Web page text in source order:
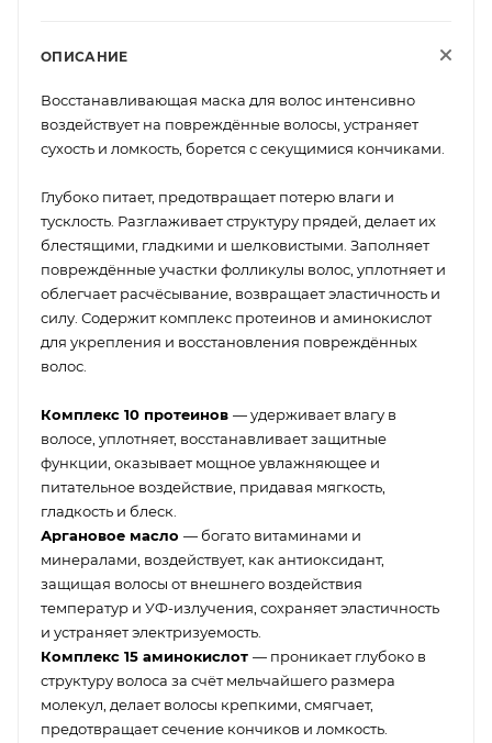
ОПИСАНИЕ
Восстанавливающая маска для волос интенсивно
воздействует на повреждённые волосы, устраняет
сухость и ломкость, борется с секущимися кончиками.
Глубоко питает, предотвращает потерю влаги и
тусклость. Разглаживает структуру прядей, делает их
блестящими, гладкими и шелковистыми. Заполняет
повреждённые участки фолликулы волос, уплотняет и
облегчает расчёсывание, возвращает эластичность и
силу. Содержит комплекс протеинов и аминокислот
для укрепления и восстановления повреждённых
волос.
Комплекс 10 протеинов — удерживает влагу в
волосе, уплотняет, восстанавливает защитные
функции, оказывает мощное увлажняющее и
питательное воздействие, придавая мягкость,
гладкость и блеск.
Аргановое масло — богато витаминами и
минералами, воздействует, как антиоксидант,
защищая волосы от внешнего воздействия
температур и УФ-излучения, сохраняет эластичность
и устраняет электризуемость.
Комплекс 15 аминокислот — проникает глубоко в
структуру волоса за счёт мельчайшего размера
молекул, делает волосы крепкими, смягчает,
предотвращает сечение кончиков и ломкость.